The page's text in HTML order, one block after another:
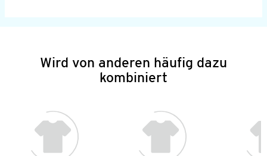
Wird von anderen häufig dazu
kombiniert